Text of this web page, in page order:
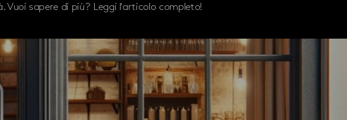
sapere di più? Leggi l'articolo completo!